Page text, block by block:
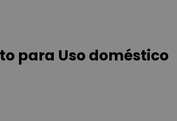
para Uso doméstico